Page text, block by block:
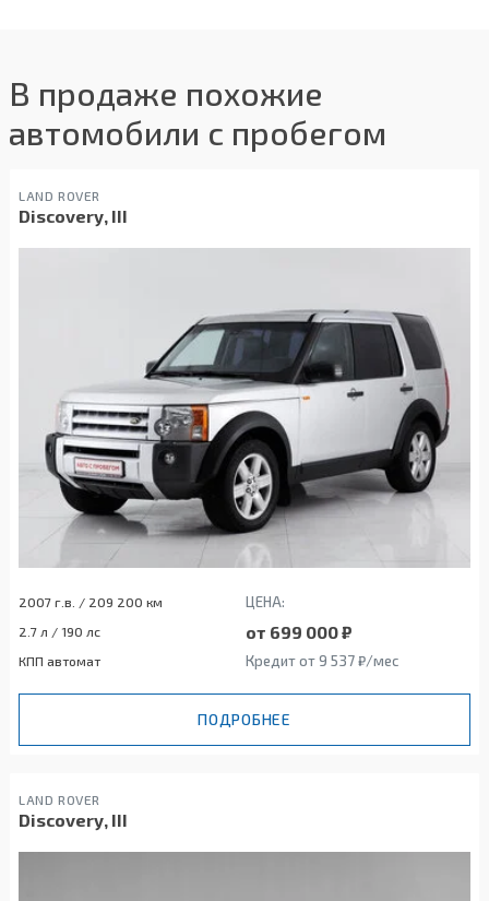
В продаже похожие
автомобили с пробегом
LAND ROVER
Discovery, III
2007 г.в. / 209 200 км ЦЕНА:
2.7 л / 190 лс от 699 000 ₽
КПП автомат Кредит от 9 537 ₽/мес
ПОДРОБНЕЕ
LAND ROVER
Discovery, III